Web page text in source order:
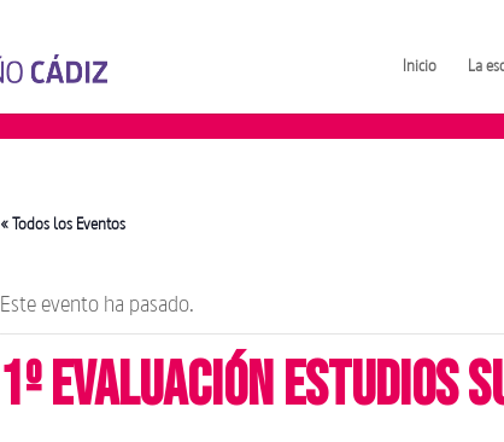
Inicio La
« Todos los Eventos
Este evento ha pasado.
1º Evaluación estudios